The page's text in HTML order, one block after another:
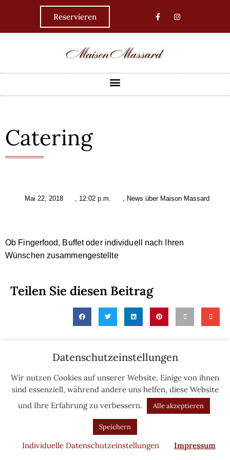
Reservieren
Catering
Mai 22, 2018 , 12:02 p.m. , News über Maison Massard
Ob Fingerfood, Buffet oder individuell nach Ihren
Wünschen zusammengestellte
Teilen Sie diesen Beitrag
PREVIOUS NEXT
Datenschutzeinstellungen
Wir nutzen Cookies auf unserer Website. Einige von ihnen
sind essenziell, während andere uns helfen, diese Website
und Ihre Erfahrung zu verbessern.
Alle akzeptieren
Speichern
Individuelle Datenschutzeinstellungen Impressum